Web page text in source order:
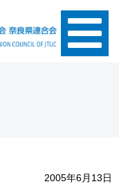
2005年6月13日